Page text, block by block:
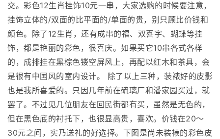
交。彩色12生肖挂饰10元一串，大家选购的时候要注意，
挂饰立体的/双面的比平面的/单面的贵，别只顾比价钱和
颜色。除了12生肖，还有成串的福、双喜字、蝴蝶等挂
饰，都是艳丽的彩色，很喜庆。如果买它10串各式各样
的，成排挂在黑棕色镂空屏风上，再配以红木和茶具，会
是很有中国风的室内设计。 除了以上三种，装裱好的皮影
也是我所喜爱的。只因几年前在硫璃厂和潘家园买过，就
罢了。不过见几位朋友在回民街都有买，虽然是无色的，
但在黑色底的衬托下，也很显高贵，喜欢。价钱在20～
30元之间，实乃送礼的好选择。下图是尚未装裱的彩色皮